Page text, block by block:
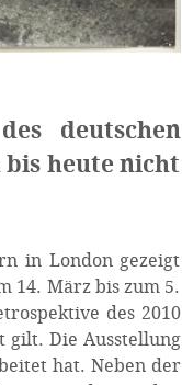
deutschen
heute nicht
in London gezeigt
14. März bis zum 5.
des 2010
gilt. Die Ausstellung
hat. Neben der